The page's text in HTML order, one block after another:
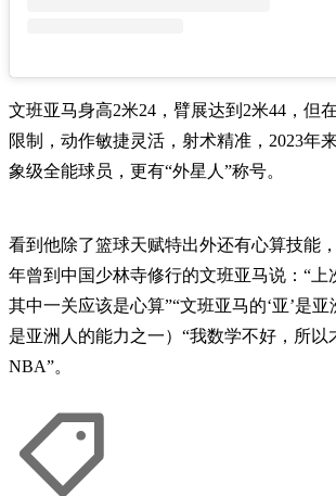
文班亚马身高2米24，臂展达到2米44，但
限制，动作敏捷灵活，射术精准，2023年
象级全能球员，更有“外星人”称号。
看到他除了篮球天赋特出外还有心算技能
年曾到中国少林寺修行的文班亚马说：“上
其中一关应该是心算”“文班亚马的‘亚’是亚
是亚洲人的能力之一）“我数学不好，所以
NBA”。